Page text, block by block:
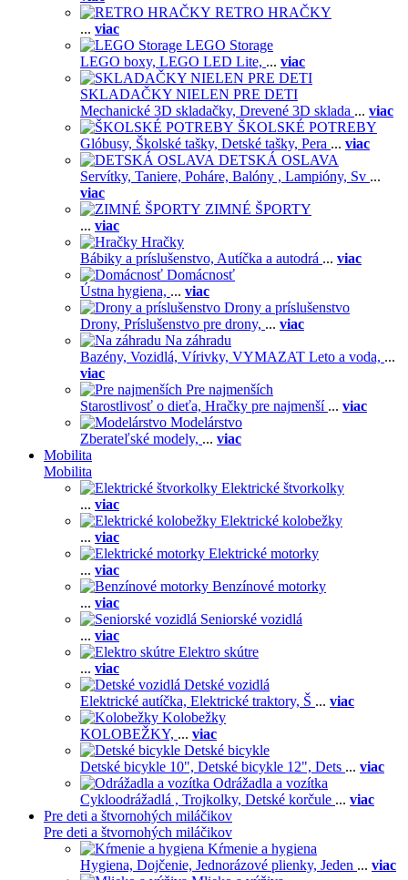
RETRO HRAČKY
... viac
LEGO Storage
LEGO boxy, LEGO LED Lite, ... viac
SKLADAČKY NIELEN PRE DETI
Mechanické 3D skladačky, Drevené 3D sklada ... viac
ŠKOLSKÉ POTREBY
Glóbusy, Školské tašky, Detské tašky, Pera ... viac
DETSKÁ OSLAVA
Servítky, Taniere, Poháre, Balóny , Lampióny, Sv ...
viac
ZIMNÉ ŠPORTY
... viac
Hračky
Bábiky a príslušenstvo, Autíčka a autodrá ... viac
Domácnosť
Ústna hygiena, ... viac
Drony a príslušenstvo
Drony, Príslušenstvo pre drony, ... viac
Na záhradu
Bazény, Vozidlá, Vírivky, VYMAZAT Leto a voda, ...
viac
Pre najmenších
Starostlivosť o dieťa, Hračky pre najmenší ... viac
Modelárstvo
Zberateľské modely, ... viac
Mobilita
Mobilita
Elektrické štvorkolky
... viac
Elektrické kolobežky
... viac
Elektrické motorky
... viac
Benzínové motorky
... viac
Seniorské vozidlá
... viac
Elektro skútre
... viac
Detské vozidlá
Elektrické autíčka, Elektrické traktory, Š ... viac
Kolobežky
KOLOBEŽKY, ... viac
Detské bicykle
Detské bicykle 10", Detské bicykle 12", Dets ... viac
Odrážadla a vozítka
Cykloodrážadlá , Trojkolky, Detské korčule ... viac
Pre deti a štvornohých miláčikov
Pre deti a štvornohých miláčikov
Kŕmenie a hygiena
Hygiena, Dojčenie, Jednorázové plienky, Jeden ... viac